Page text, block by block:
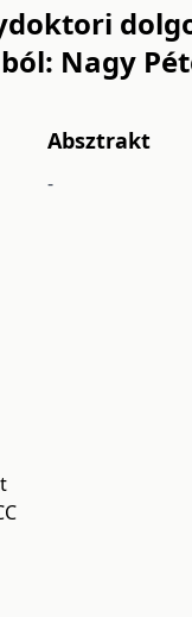
Nagy
Absztrakt
-